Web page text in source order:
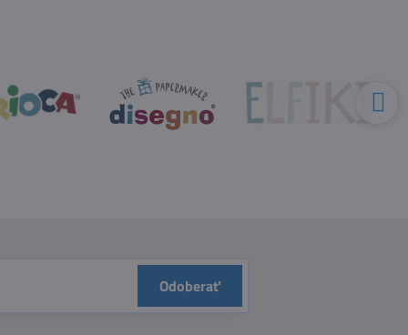
Odoberať